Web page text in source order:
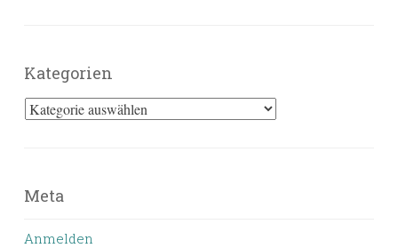
Kategorien
Kategorien
Meta
Anmelden